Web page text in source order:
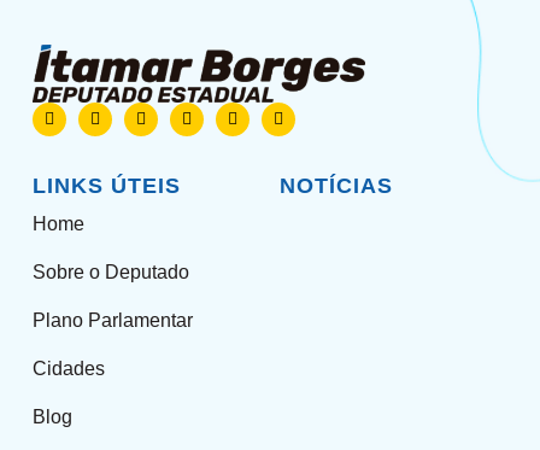
LINKS ÚTEIS
Home
Sobre o Deputado
Plano Parlamentar
Cidades
Blog
NOTÍCIAS